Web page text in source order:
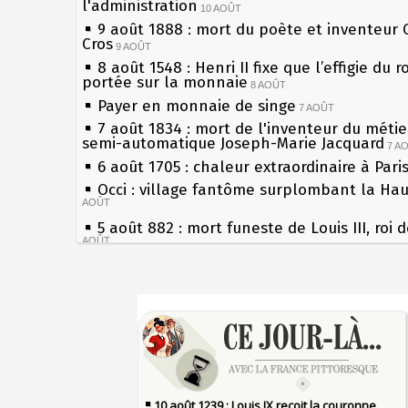
l'administration 10 AOÛT
9 août 1888 : mort du poète et inventeur
Cros 9 AOÛT
8 août 1548 : Henri II fixe que l’effigie du
portée sur la monnaie 8 AOÛT
Payer en monnaie de singe 7 AOÛT
7 août 1834 : mort de l'inventeur du
semi-automatique Joseph-Marie Jacquard 7
6 août 1705 : chaleur extraordinaire à Paris
Occi : village fantôme surplombant la
AOÛT
5 août 882 : mort funeste de Louis III, roi
AOÛT
Rouelle 3 AOÛT
Musée Jean de La Fontaine : réouverture
rénovation 2 AOÛT
2 août 1802 : Bonaparte est nommé
les siècles
27 mai 1610 : supplice de François
du roi Henri IV
Pierre qui roule n'amasse pas mousse
Qui aime bien châtie bien